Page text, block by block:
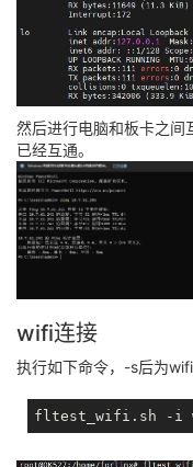
然后进行电脑和板卡之
已经互通。
wifi连接
执行如下命令，-s后为
fltest_wifi.sh -i